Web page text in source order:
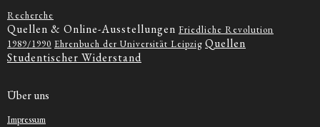
Recherche
Quellen & Online-Ausstellungen Friedliche Revolution
1989/1990 Ehrenbuch der Universität Leipzig Quellen
Studentischer Widerstand
Über uns
Impressum